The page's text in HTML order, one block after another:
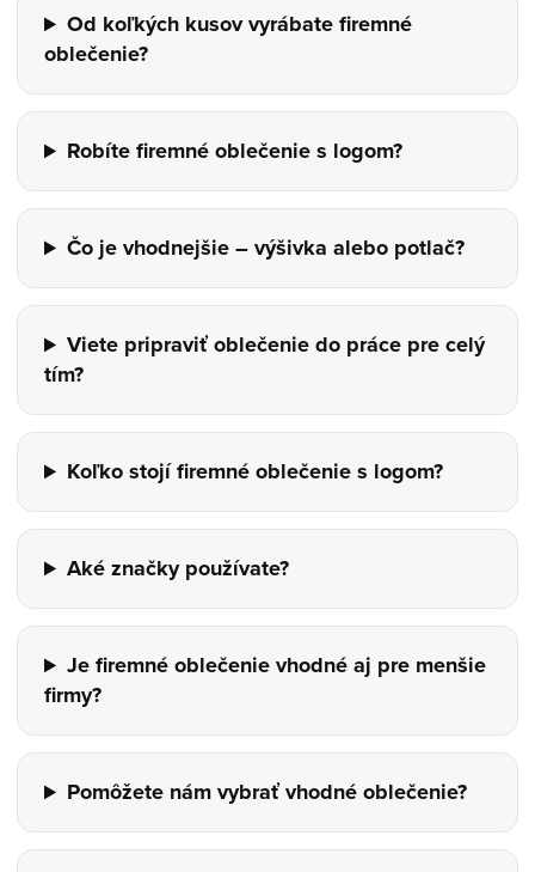
Od koľkých kusov vyrábate firemné
oblečenie?
Robíte firemné oblečenie s logom?
Čo je vhodnejšie – výšivka alebo potlač?
Viete pripraviť oblečenie do práce pre celý
tím?
Koľko stojí firemné oblečenie s logom?
Aké značky používate?
Je firemné oblečenie vhodné aj pre menšie
firmy?
Pomôžete nám vybrať vhodné oblečenie?